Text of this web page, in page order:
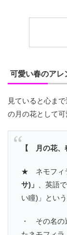
可愛い春のアレ
見ていると心まで
の月の花として
【 月の花、
★ ネモフィ
サ)」
、英語
い瞳)」とい
・ その名の